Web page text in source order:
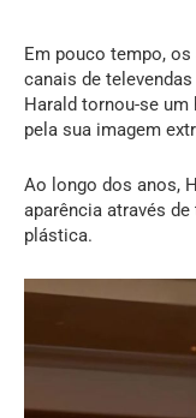
Em pouco tempo,
canais de
Harald tornou-se
pela sua imagem
Ao longo dos anos,
aparência através
plástica.